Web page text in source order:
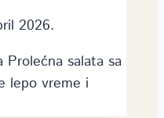
2026.
salata sa
lepo vreme i